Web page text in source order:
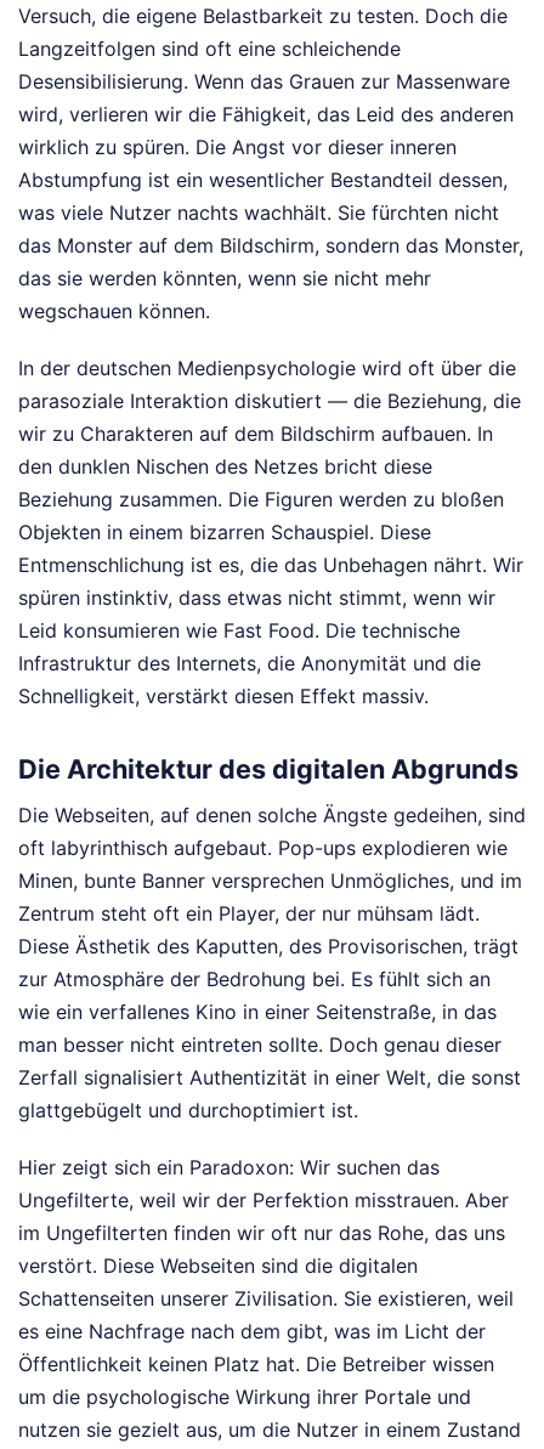
Versuch, die eigene Belastbarkeit zu testen. Doch die
Langzeitfolgen sind oft eine schleichende
Desensibilisierung. Wenn das Grauen zur Massenware
wird, verlieren wir die Fähigkeit, das Leid des anderen
wirklich zu spüren. Die Angst vor dieser inneren
Abstumpfung ist ein wesentlicher Bestandteil dessen,
was viele Nutzer nachts wachhält. Sie fürchten nicht
das Monster auf dem Bildschirm, sondern das Monster,
das sie werden könnten, wenn sie nicht mehr
wegschauen können.
In der deutschen Medienpsychologie wird oft über die
parasoziale Interaktion diskutiert — die Beziehung, die
wir zu Charakteren auf dem Bildschirm aufbauen. In
den dunklen Nischen des Netzes bricht diese
Beziehung zusammen. Die Figuren werden zu bloßen
Objekten in einem bizarren Schauspiel. Diese
Entmenschlichung ist es, die das Unbehagen nährt. Wir
spüren instinktiv, dass etwas nicht stimmt, wenn wir
Leid konsumieren wie Fast Food. Die technische
Infrastruktur des Internets, die Anonymität und die
Schnelligkeit, verstärkt diesen Effekt massiv.
Die Architektur des digitalen Abgrunds
Die Webseiten, auf denen solche Ängste gedeihen, sind
oft labyrinthisch aufgebaut. Pop-ups explodieren wie
Minen, bunte Banner versprechen Unmögliches, und im
Zentrum steht oft ein Player, der nur mühsam lädt.
Diese Ästhetik des Kaputten, des Provisorischen, trägt
zur Atmosphäre der Bedrohung bei. Es fühlt sich an
wie ein verfallenes Kino in einer Seitenstraße, in das
man besser nicht eintreten sollte. Doch genau dieser
Zerfall signalisiert Authentizität in einer Welt, die sonst
glattgebügelt und durchoptimiert ist.
Hier zeigt sich ein Paradoxon: Wir suchen das
Ungefilterte, weil wir der Perfektion misstrauen. Aber
im Ungefilterten finden wir oft nur das Rohe, das uns
verstört. Diese Webseiten sind die digitalen
Schattenseiten unserer Zivilisation. Sie existieren, weil
es eine Nachfrage nach dem gibt, was im Licht der
Öffentlichkeit keinen Platz hat. Die Betreiber wissen
um die psychologische Wirkung ihrer Portale und
nutzen sie gezielt aus, um die Nutzer in einem Zustand